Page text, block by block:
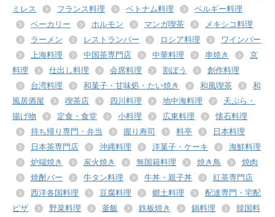
ミレス
フランス料理 ベトナム料理
ベルギー料理
ベーカリー
ホルモン マンガ喫茶
メキシコ料理
ラーメン
レストランバー ロシア料理
ワインバー
上海料理
中国茶専門店 中華料理 串焼き
京
料理
仕出し料理 会席料理 割ぽう
創作料理
台湾料理
和菓子・甘味処・たい焼き 和風喫茶
和
風居酒屋
喫茶店 四川料理 地中海料理
天ぷら・
揚げ物
定食・食堂 小料理 広東料理
懐石料理
持ち帰り専門・弁当
握り寿司 料亭
日本料理
日本茶専門店
沖縄料理 洋菓子・ケーキ
海鮮料理
炉端焼き
炭火焼き 無国籍料理 焼き鳥
焼肉
焼酎バー
牛タン料理 牛丼・親子丼
紅茶専門店
西洋各国料理
豆腐料理 郷土料理
配達専門・宅配
ピザ
野菜料理 釜飯 鉄板焼き 鍋料理
韓国料